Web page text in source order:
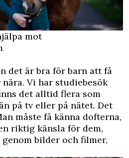
mot
det är bra för barn att få
Vi har studiebesök
det alltid flera som
på tv eller på nätet. Det
måste få känna dofterna,
riktig känsla för dem,
bilder och filmer,